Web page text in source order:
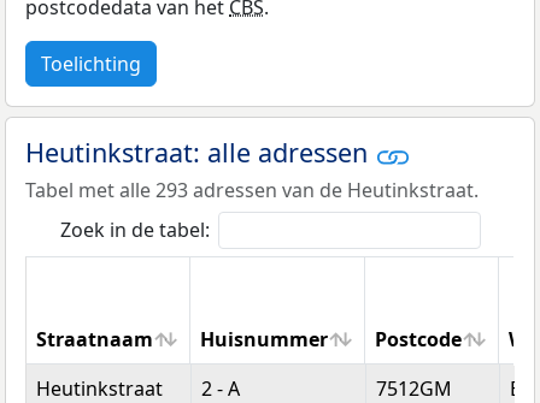
postcodedata van hetCBS.
Toelichting
Heutinkstraat: alle adressen
Tabel met alle 293 adressen van de Heutinkstraat.
Zoek in de tabel:
Straatnaam Huisnummer Postcode
Straatnaam
Huisnummer Postcode
Heutinkstraat 2 - A 7512GM